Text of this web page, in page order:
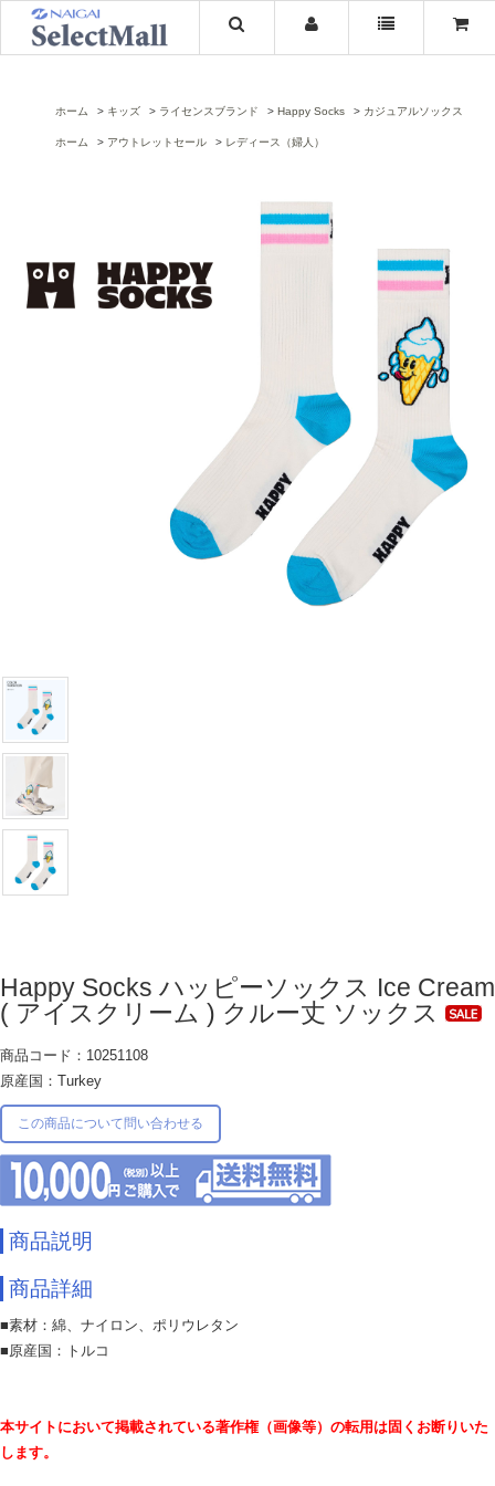
ホーム キッズ ライセンスブランド Happy Socks カジュアルソックス
ホーム アウトレットセール レディース（婦人）
Happy Socks ハッピーソックス Ice Cream
( アイスクリーム ) クルー丈 ソックス
商品コード：10251108
原産国：Turkey
この商品について問い合わせる
商品説明
商品詳細
■素材：綿、ナイロン、ポリウレタン
■原産国：トルコ
本サイトにおいて掲載されている著作権（画像等）の転用は固くお断りいた
します。